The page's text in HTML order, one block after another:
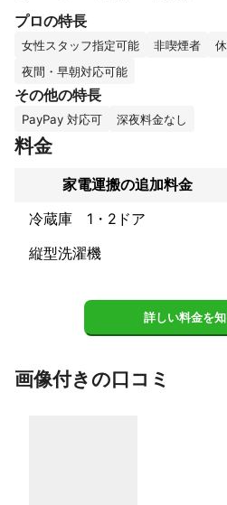
また、女性スタッフも当日伺います
何卒、よろしくお願いします！
アピールポイント
・ご希望により車両2台、作業員3名
(その際は新たなお見積りをご提案さ
・PayPayやタッチ決済も出来ます！
き、チャットにてご希望のお支払い
・作業員は非喫煙者、車輌は禁煙車で
・当店では、毎日必ずアルコールチ
しています！
・もうコロナに罹りたくないので、
プロの特長
女性スタッフ指定可能 非喫煙者
夜間・早朝対応可能
その他の特長
PayPay 対応可 深夜料金なし
料金
家電運搬の追加料金
冷蔵庫 1・2ドア
縦型洗濯機
詳しい料金を
画像付きの口コミ